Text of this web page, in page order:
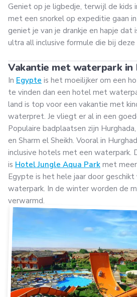
Geniet op je ligbedje, terwijl de kids
met een snorkel op expeditie gaan
geniet je van je drankje en hapje dat
ultra all inclusive formule die bij
Vakantie met waterpark in
In Egypte is het moeilijker om een
te vinden dan een hotel met
land is top voor een vakantie met
waterpret. Je vliegt er al in een
Populaire badplaatsen zijn
en Sharm el Sheikh. Vooral in
inclusive hotels met een waterpark.
is Hotel Jungle Aqua Park met
Egypte is het hele jaar door
waterpark. In de winter worden de
verwarmd.